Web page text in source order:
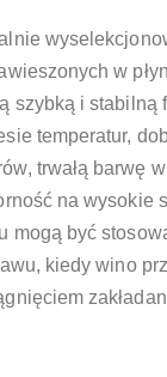
w
szybką i stabilną
temperatur,
trwałą barwę
na wysokie
mogą być
kiedy wino